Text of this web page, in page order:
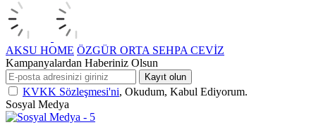
AKSU HOME ÖZGÜR ORTA SEHPA CEVİZ
Kampanyalardan Haberiniz Olsun
Kayıt olun
KVKK Sözleşmesi'ni, Okudum, Kabul Ediyorum.
Sosyal Medya